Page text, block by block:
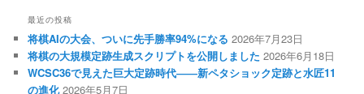
最近の投稿
将棋AIの大会、ついに先手勝率94%になる 2026年7月23日
将棋の大規模定跡生成スクリプトを公開しました 2026年6月18日
WCSC36で見えた巨大定跡時代――新ペタショック定跡と水匠11
の進化 2026年5月7日